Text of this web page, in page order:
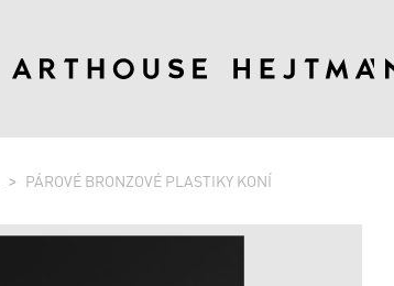
PÁROVÉ BRONZOVÉ PLASTIKY KONÍ